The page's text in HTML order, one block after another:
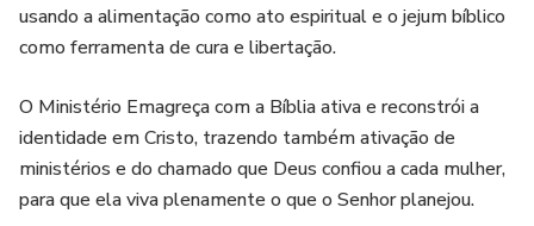
usando a alimentação como ato espiritual e o jejum bíblico
como ferramenta de cura e libertação.
O Ministério Emagreça com a Bíblia ativa e reconstrói a
identidade em Cristo, trazendo também ativação de
ministérios e do chamado que Deus confiou a cada mulher,
para que ela viva plenamente o que o Senhor planejou.